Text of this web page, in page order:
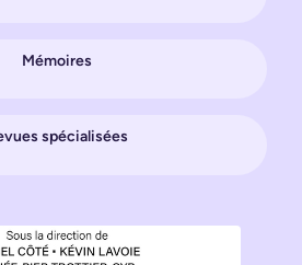
Mémoires
spécialisées